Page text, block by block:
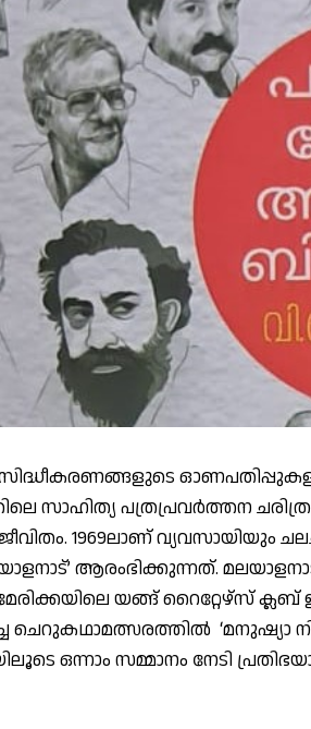
സാഹിത്യ പത്രപ്രവര്‍ത്തന
1969ലാണ് വ്യവസായിയും
ആരംഭിക്കുന്നത്.
യങ്ങ് റൈറ്റേഴ്‌സ് ക്ലബ്
ചെറുകഥാമത്സരത്തില്‍ ‘മനുഷ്യാ
ഒന്നാം സമ്മാനം നേടി